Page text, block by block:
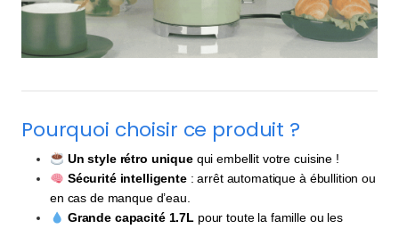
Pourquoi choisir ce produit ?
Un style rétro uniquequi embellit votre cuisine !
Sécurité intelligente: arrêt automatique à ébullition ou
en cas de manque d’eau.
Grande capacité 1.7L pour toute la famille ou les